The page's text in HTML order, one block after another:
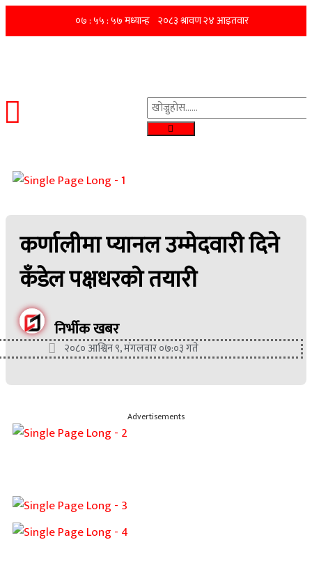
कर्णालीमा प्यानल उम्मेदवारी दिने
कँडेल पक्षधरको तयारी
निर्भीक खबर
२०८० आश्विन ९, मंगलवार ०७:०३ गते
Advertisements